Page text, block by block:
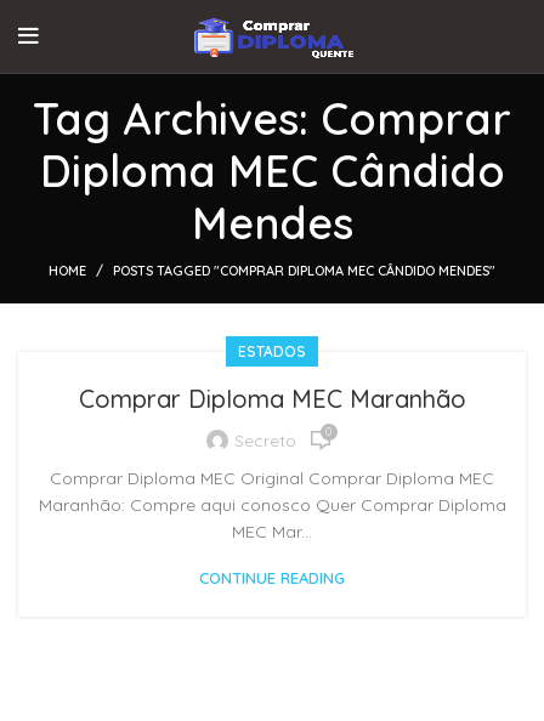
Tag Archives: Comprar
Diploma MEC Cândido
Mendes
HOME POSTS TAGGED "COMPRAR DIPLOMA MEC CÂNDIDO MENDES"
ESTADOS
Comprar Diploma MEC Maranhão
Secreto 0
Comprar Diploma MEC Original Comprar Diploma MEC
Maranhão: Compre aqui conosco Quer Comprar Diploma
MEC Mar...
CONTINUE READING